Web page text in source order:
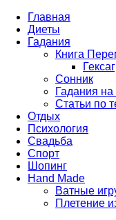
Главная
Диеты
Гадания
Книга
Сонник
Гадания на
Статьи по
Отдых
Психология
Свадьба
Спорт
Шопинг
Hand Made
Ватные
Плетение